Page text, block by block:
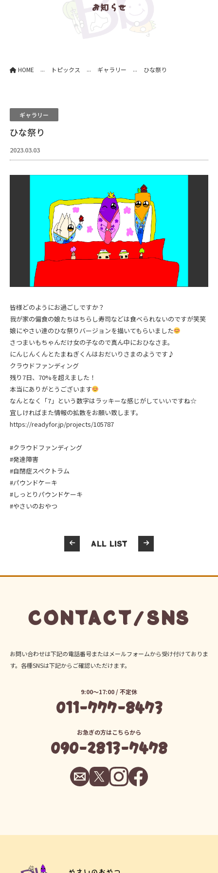
お知らせ
HOME ... トピックス ... ギャラリー ... ひな祭り
ギャラリー
ひな祭り
2023.03.03
皆様どのようにお過ごしですか？
我が家の偏食の娘たちはちらし寿司などは食べられないのですが笑笑
娘にやさい達のひな祭りバージョンを描いてもらいました
さつまいもちゃんだけ女の子なので真ん中におひなさま。
にんじんくんとたまねぎくんはおだいりさまのようです♪
クラウドファンディング
残り7日、70%を超えました！
本当にありがとうございます
なんとなく「7」という数字はラッキーな感じがしていいですね☆
宜しければまた情報の拡散をお願い致します。
https://readyfor.jp/projects/105787
#クラウドファンディング
#発達障害
#自閉症スペクトラム
#パウンドケーキ
#しっとりパウンドケーキ
#やさいのおやつ
ALL LIST
CONTACT/SNS
お問い合わせは下記の電話番号またはメールフォームから受け付けておりま
す。各種SNSは下記からご確認いただけます。
9:00～17:00 / 不定休
011-777-8473
お急ぎの方はこちらから
090-2813-7478